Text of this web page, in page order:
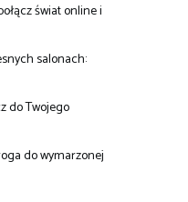
świat online i
salonach:
do Twojego
do wymarzonej